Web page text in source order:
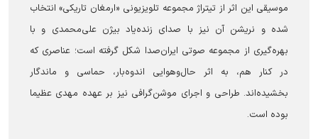
موسیقی این اثر از تیتراژ مجموعه تلویزیونی «ارمغان تاریکی» انتخاب
شده و نریشن آن نیز با صدای زنده‌یاد بیژن علی‌محمدی و با
بهره‌گیری از مجموعه صوتی ایران‌صدا شکل گرفته است؛ عناصری که
در کنار هم، به اثر حال‌وهوایی اندوه‌بار، حماسی و ماندگار
بخشیده‌اند. طراحی و اجرای موشن‌گرافی نیز بر عهده مهدی عظیما
بوده است.